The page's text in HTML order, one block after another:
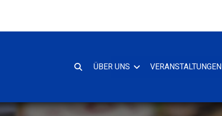
SucheÜBER UNS VERANSTALTUNGEN